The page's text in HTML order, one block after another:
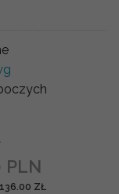
PLN
ZŁ